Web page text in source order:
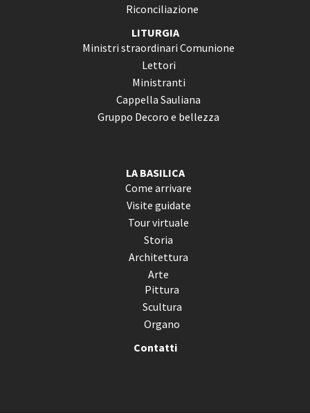
Riconciliazione
LITURGIA
Ministri straordinari Comunione
Lettori
Ministranti
Cappella Sauliana
Gruppo Decoro e bellezza
LA BASILICA
Come arrivare
Visite guidate
Tour virtuale
Storia
Architettura
Arte
Pittura
Scultura
Organo
Contatti